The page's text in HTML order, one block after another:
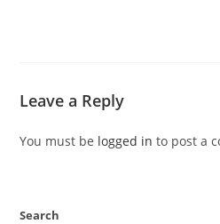
Leave a Reply
You must be logged in to post a
Search